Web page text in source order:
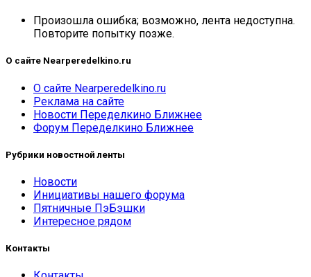
Произошла ошибка; возможно, лента недоступна.
Повторите попытку позже.
О сайте Nearperedelkino.ru
О сайте Nearperedelkino.ru
Реклама на сайте
Новости Переделкино Ближнее
Форум Переделкино Ближнее
Рубрики новостной ленты
Новости
Инициативы нашего форума
Пятничные ПэБэшки
Интересное рядом
Контакты